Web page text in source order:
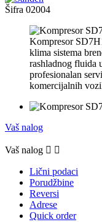
Šifra 02004
Kompresor
klima sistema
rashladnog fluida
profesionalan
komercijalnih
Vaš nalog
Vaš nalog  
Lični podaci
Porudžbine
Reversi
Adrese
Quick order